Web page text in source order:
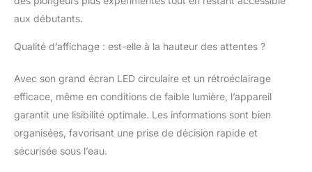
de mesure réglable :
de la batterie. Batterie
l'utilisateur. Modèle de
batterie : CR2430.
fournie) utilise IR pour
se connecter à
aux débutants.
Qualité d’affichage : est-elle à la hauteur des attentes ?
Avec son grand écran LED circulaire et un rétroéclairage
efficace, même en conditions de faible lumière, l’appareil
garantit une lisibilité optimale. Les informations sont bien
organisées, favorisant une prise de décision rapide et
sécurisée sous l’eau.